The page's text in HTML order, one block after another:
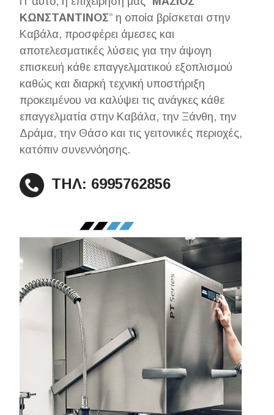
ΚΩΝΣΤΑΝΤΙΝΟΣ” η οποία βρίσκεται στην
Καβάλα, προσφέρει άμεσες και
αποτελεσματικές λύσεις για την άψογη
επισκευή κάθε επαγγελματικού εξοπλισμού
καθώς και διαρκή τεχνική υποστήριξη
προκειμένου να καλύψει τις ανάγκες κάθε
επαγγελματία στην Καβάλα, την Ξάνθη, την
Δράμα, την Θάσο και τις γειτονικές περιοχές,
κατόπιν συνεννόησης.
ΤΗΛ: 6995762856